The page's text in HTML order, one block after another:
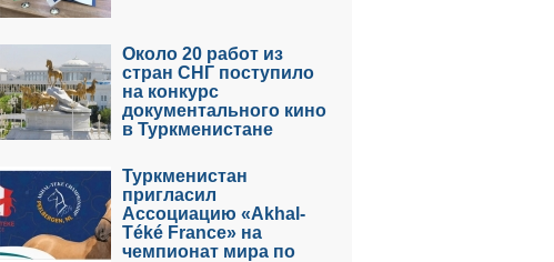
Около 20 работ из
стран СНГ поступило
на конкурс
документального кино
в Туркменистане
Туркменистан
пригласил
Ассоциацию «Akhal-
Téké France» на
чемпионат мира по